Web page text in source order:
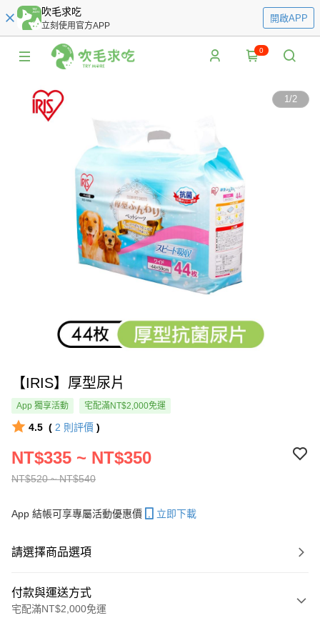
吹毛求吃
立刻使用官方APP
開啟APP
0
1/2
【IRIS】厚型尿片
App 獨享活動 宅配滿NT$2,000免運
4.5 ( 2 則評價 )
NT$520 ~ NT$540
NT$335 ~ NT$350
App 結帳可享專屬活動優惠價 立即下載
請選擇商品選項
付款與運送方式
宅配滿NT$2,000免運